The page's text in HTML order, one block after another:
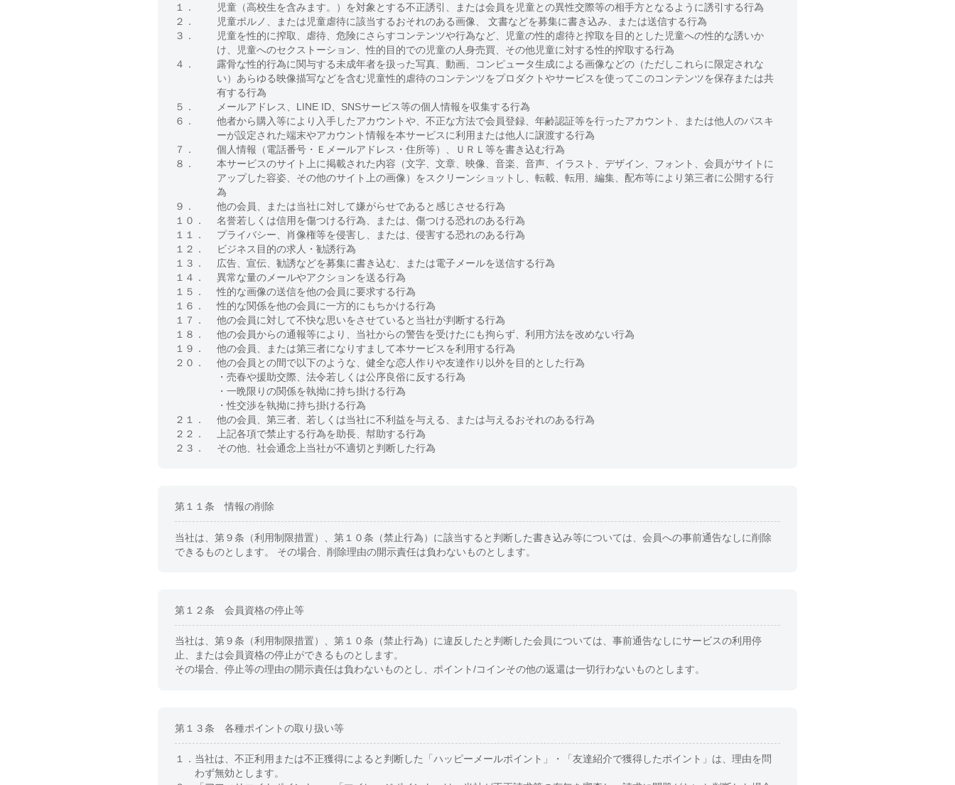
１．
児童（高校生を含みます。）を対象とする不正誘引、または会員を児童との異性交際等の相手方となるように誘引する行為
２．
児童ポルノ、または児童虐待に該当するおそれのある画像、 文書などを募集に書き込み、または送信する行為
３．
児童を性的に搾取、虐待、危険にさらすコンテンツや行為など、児童の性的虐待と搾取を目的とした児童への性的な誘いか
け、児童へのセクストーション、性的目的での児童の人身売買、その他児童に対する性的搾取する行為
４．
露骨な性的行為に関与する未成年者を扱った写真、動画、コンピュータ生成による画像などの（ただしこれらに限定されな
い）あらゆる映像描写などを含む児童性的虐待のコンテンツをプロダクトやサービスを使ってこのコンテンツを保存または共
有する行為
５．
メールアドレス、LINE ID、SNSサービス等の個人情報を収集する行為
６．
他者から購入等により入手したアカウントや、不正な方法で会員登録、年齢認証等を行ったアカウント、または他人のパスキ
ーが設定された端末やアカウント情報を本サービスに利用または他人に譲渡する行為
７．
個人情報（電話番号・Ｅメールアドレス・住所等）、ＵＲＬ等を書き込む行為
８．
本サービスのサイト上に掲載された内容（文字、文章、映像、音楽、音声、イラスト、デザイン、フォント、会員がサイトに
アップした容姿、その他のサイト上の画像）をスクリーンショットし、転載、転用、編集、配布等により第三者に公開する行
為
９．
他の会員、または当社に対して嫌がらせであると感じさせる行為
１０．
名誉若しくは信用を傷つける行為、または、傷つける恐れのある行為
１１．
プライバシー、肖像権等を侵害し、または、侵害する恐れのある行為
１２．
ビジネス目的の求人・勧誘行為
１３．
広告、宣伝、勧誘などを募集に書き込む、または電子メールを送信する行為
１４．
異常な量のメールやアクションを送る行為
１５．
性的な画像の送信を他の会員に要求する行為
１６．
性的な関係を他の会員に一方的にもちかける行為
１７．
他の会員に対して不快な思いをさせていると当社が判断する行為
１８．
他の会員からの通報等により、当社からの警告を受けたにも拘らず、利用方法を改めない行為
１９．
他の会員、または第三者になりすまして本サービスを利用する行為
２０．
他の会員との間で以下のような、健全な恋人作りや友達作り以外を目的とした行為
・売春や援助交際、法令若しくは公序良俗に反する行為
・一晩限りの関係を執拗に持ち掛ける行為
・性交渉を執拗に持ち掛ける行為
２１．
他の会員、第三者、若しくは当社に不利益を与える、または与えるおそれのある行為
２２．
上記各項で禁止する行為を助長、幇助する行為
２３．
その他、社会通念上当社が不適切と判断した行為
第１１条 情報の削除
当社は、第９条（利用制限措置）、第１０条（禁止行為）に該当すると判断した書き込み等については、会員への事前通告なしに削除
できるものとします。 その場合、削除理由の開示責任は負わないものとします。
第１２条 会員資格の停止等
当社は、第９条（利用制限措置）、第１０条（禁止行為）に違反したと判断した会員については、事前通告なしにサービスの利用停
止、または会員資格の停止ができるものとします。
その場合、停止等の理由の開示責任は負わないものとし、ポイント/コインその他の返還は一切行わないものとします。
第１３条 各種ポイントの取り扱い等
１． 当社は、不正利用または不正獲得によると判断した「ハッピーメールポイント」・「友達紹介で獲得したポイント」は、理由を問
わず無効とします。